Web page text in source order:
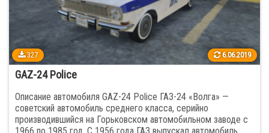
Bentley25
BMW
Cadillac29
327 6.06.2019
GAZ-24 Police
Описание автомобиля GAZ-24 Police ГАЗ-24 «Волга» —
советский автомобиль среднего класса, серийно
производившийся на Горьковском автомобильном заводе с